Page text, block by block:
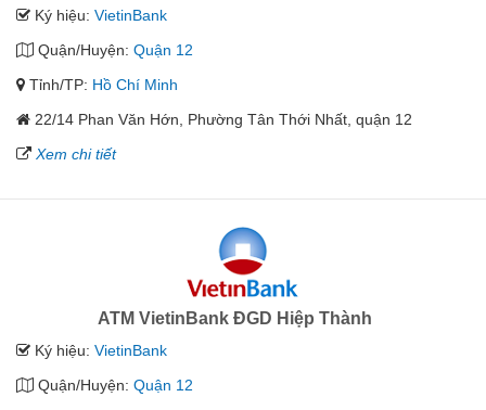
Ký hiệu: VietinBank
Quận/Huyện: Quận 12
Tỉnh/TP: Hồ Chí Minh
22/14 Phan Văn Hớn, Phường Tân Thới Nhất, quận 12
Xem chi tiết
ATM VietinBank ĐGD Hiệp Thành
Ký hiệu: VietinBank
Quận/Huyện: Quận 12